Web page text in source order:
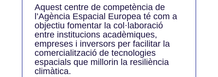
Aquest centre de competència de
l’Agència Espacial Europea té com a
objectiu fomentar la col·laboració
entre institucions acadèmiques,
empreses i inversors per facilitar la
comercialització de tecnologies
espacials que millorin la resiliència
climàtica.